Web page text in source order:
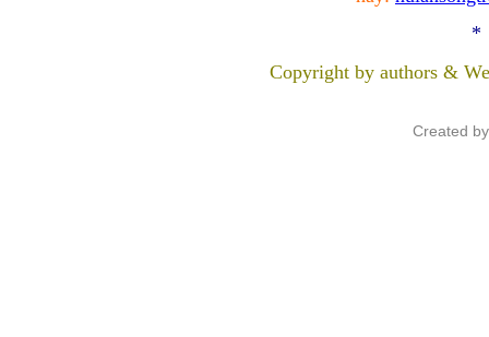
*
Copyright by authors &
Created